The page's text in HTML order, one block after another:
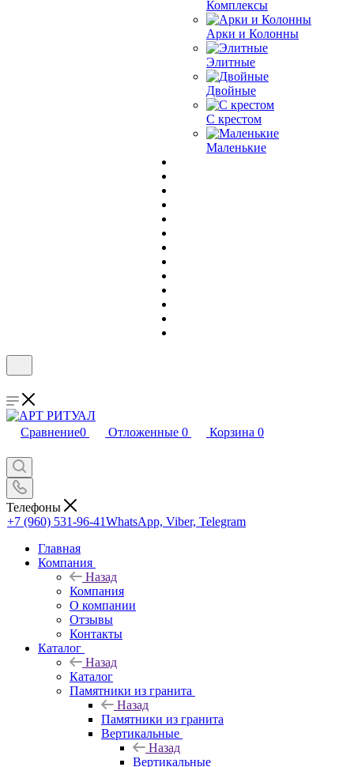
Комплексы
Арки и Колонны
Элитные
Двойные
С крестом
Маленькие
Сравнение0 Отложенные 0 Корзина 0
Телефоны
+7 (960) 531-96-41WhatsApp, Viber, Telegram
Главная
Компания
Назад
Компания
О компании
Отзывы
Контакты
Каталог
Назад
Каталог
Памятники из гранита
Назад
Памятники из гранита
Вертикальные
Назад
Вертикальные